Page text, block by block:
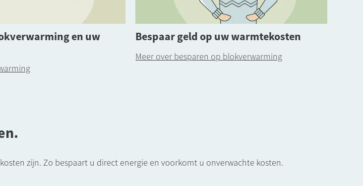
en uw
Bespaar geld op uw warmtekosten
Meer over besparen op blokverwarming
zijn. Zo bespaart u direct energie en voorkomt u onverwachte kosten.